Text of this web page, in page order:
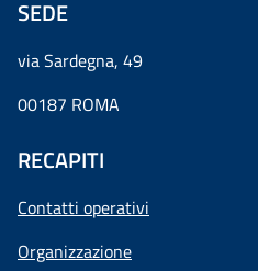
SEDE
via Sardegna, 49
00187 ROMA
RECAPITI
Contatti operativi
Organizzazione